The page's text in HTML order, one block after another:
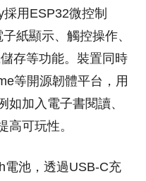
用ESP32微控制
紙顯示、觸控操作、
存等功能。裝置同時
等開源韌體平台，用
如加入電子書閱讀、
高可玩性。
電池，透過USB-C充